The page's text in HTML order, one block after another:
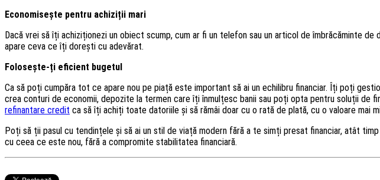
Economisește pentru achiziții mari
Dacă vrei să îți achiziționezi un obiect scump, cum ar fi un telefon sau un articol de îmbrăcăminte
apare ceva ce îți dorești cu adevărat.
Folosește-ți eficient bugetul
Ca să poți cumpăra tot ce apare nou pe piață este important să ai un echilibru financiar. Îți poți
crea conturi de economii, depozite la termen care îți înmulțesc banii sau poți opta pentru soluții de
refinantare credit ca să îți achiți toate datoriile și să rămâi doar cu o rată de plată, cu o valoare
Poți să ții pasul cu tendințele și să ai un stil de viață modern fără a te simți presat financiar, atât
cu ceea ce este nou, fără a compromite stabilitatea financiară.